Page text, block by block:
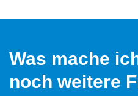
Was mache
noch weitere